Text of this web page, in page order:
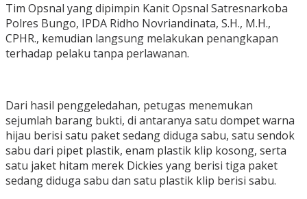
Tim Opsnal yang dipimpin Kanit Opsnal Satresnarkoba
Polres Bungo, IPDA Ridho Novriandinata, S.H., M.H.,
CPHR., kemudian langsung melakukan penangkapan
terhadap pelaku tanpa perlawanan.
Dari hasil penggeledahan, petugas menemukan
sejumlah barang bukti, di antaranya satu dompet warna
hijau berisi satu paket sedang diduga sabu, satu sendok
sabu dari pipet plastik, enam plastik klip kosong, serta
satu jaket hitam merek Dickies yang berisi tiga paket
sedang diduga sabu dan satu plastik klip berisi sabu.